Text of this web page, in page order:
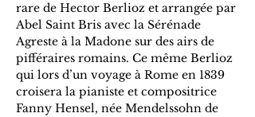
rare de Hector Berlioz et arrangée par
Abel Saint Bris avec la Sérénade
Agreste à la Madone sur des airs de
pifféraires romains. Ce même Berlioz
qui lors d’un voyage à Rome en 1839
croisera la pianiste et compositrice
Fanny Hensel, née Mendelssohn de